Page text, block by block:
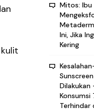
Mitos: Ibu
Ini, Jika
Kering
Konsumsi
Terhindar